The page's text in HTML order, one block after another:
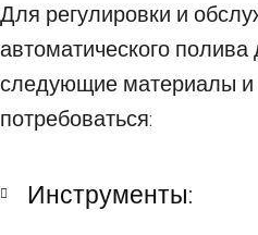
Для регулировки и
автоматического полива
следующие материалы и
потребоваться:
Инструменты: